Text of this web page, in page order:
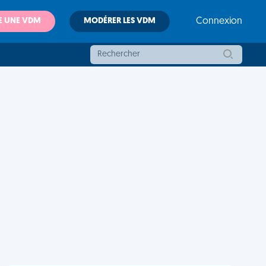
UNE VDM MODÉRER LES VDM Connexion